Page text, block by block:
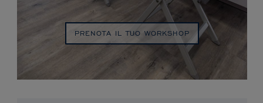
PRENOTA IL TUO WORKSHOP